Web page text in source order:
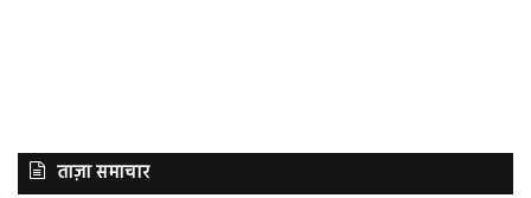
ताज़ा समाचार